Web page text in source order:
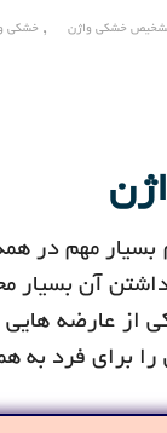
خشکی واژن , خشکی
بسیار مهم در
آن بسیار
از عارضه
برای فرد به